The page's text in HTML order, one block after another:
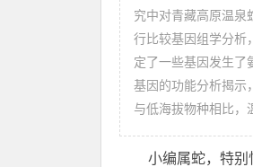
究中对青藏高原温泉蛇(Thermophis baileyi) 进行基因组组装，进
行比较基因组学分析
定了一些基因发生了
基因的功能分析揭示
与低海拔物种相比，
小编属蛇，特